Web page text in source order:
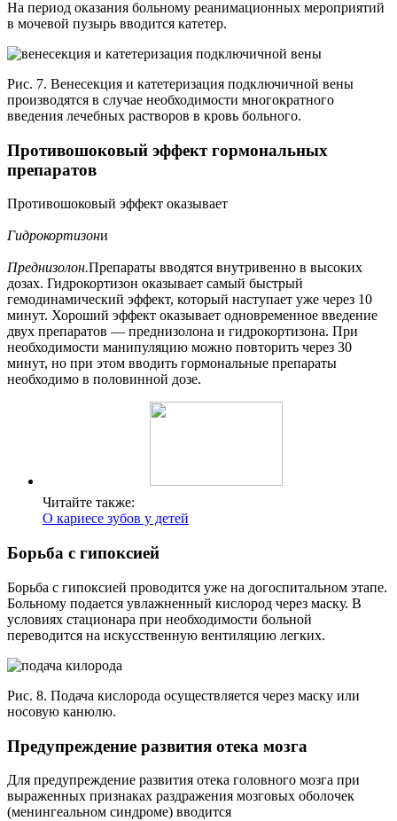
На период оказания больному реанимационных мероприятий
в мочевой пузырь вводится катетер.
Рис. 7. Венесекция и катетеризация подключичной вены
производятся в случае необходимости многократного
введения лечебных растворов в кровь больного.
Противошоковый эффект гормональных
препаратов
Противошоковый эффект оказывает
Гидрокортизони
Преднизолон.Препараты вводятся внутривенно в высоких
дозах. Гидрокортизон оказывает самый быстрый
гемодинамический эффект, который наступает уже через 10
минут. Хороший эффект оказывает одновременное введение
двух препаратов — преднизолона и гидрокортизона. При
необходимости манипуляцию можно повторить через 30
минут, но при этом вводить гормональные препараты
необходимо в половинной дозе.
Читайте также:
О кариесе зубов у детей
Борьба с гипоксией
Борьба с гипоксией проводится уже на догоспитальном этапе.
Больному подается увлажненный кислород через маску. В
условиях стационара при необходимости больной
переводится на искусственную вентиляцию легких.
Рис. 8. Подача кислорода осуществляется через маску или
носовую канюлю.
Предупреждение развития отека мозга
Для предупреждение развития отека головного мозга при
выраженных признаках раздражения мозговых оболочек
(менингеальном синдроме) вводится